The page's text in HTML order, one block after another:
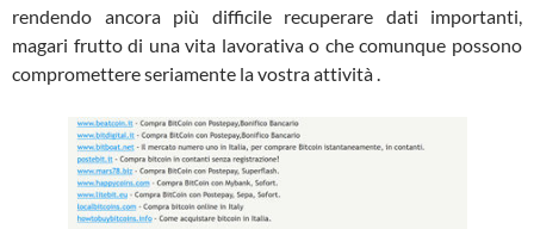
rendendo ancora più difficile recuperare dati importanti,
magari frutto di una vita lavorativa o che comunque possono
compromettere seriamente la vostra attività .